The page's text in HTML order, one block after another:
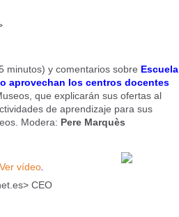
minutos) y comentarios sobre Escuela
aprovechan los centros docentes
que explicarán sus ofertas al
de aprendizaje para sus
Modera: Pere Marquès
Ver vídeo
CEO